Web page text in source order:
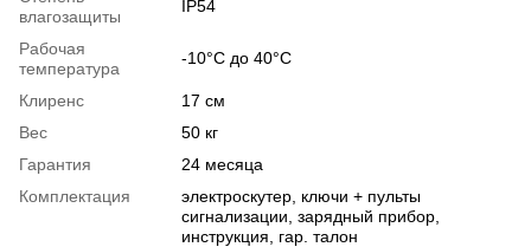
влагозащиты
IP54
Рабочая
температура
-10°C до 40°C
Клиренс
17 см
Вес
50 кг
Гарантия
24 месяца
Комплектация
электроскутер, ключи + пульты
сигнализации, зарядный прибор,
инструкция, гар. талон